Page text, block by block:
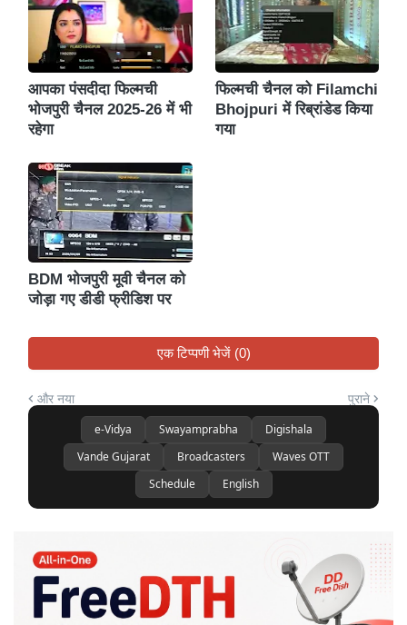
आपका पंसदीदा फिल्मची
भोजपुरी चैनल 2025-26 में भी
रहेगा
फिल्मची चैनल को Filamchi
Bhojpuri में रिब्रांडेड किया
गया
BDM भोजपुरी मूवी चैनल को
जोड़ा गए डीडी फ्रीडिश पर
एक टिप्पणी भेजें (0)
और नया पुराने
e-Vidya Swayamprabha
Digishala
Vande Gujarat
Broadcasters
Waves OTT
Schedule
English